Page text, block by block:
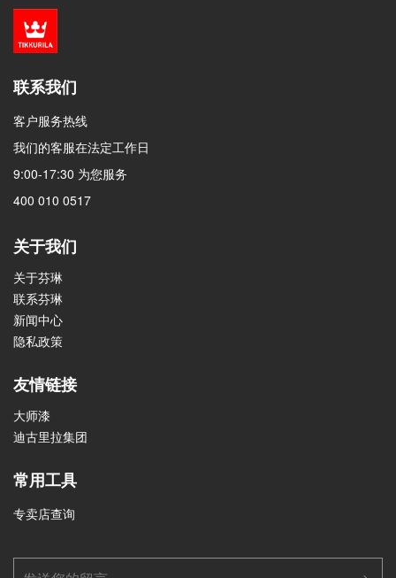
联系我们
客户服务热线
我们的客服在法定工作日
9:00-17:30 为您服务
400 010 0517
关于我们
关于芬琳
联系芬琳
新闻中心
隐私政策
友情链接
大师漆
迪古里拉集团
常用工具
专卖店查询